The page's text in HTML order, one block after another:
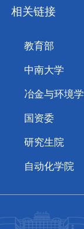
相关链接
教育部
中南大学
冶金与环境
国资委
研究生院
自动化学院